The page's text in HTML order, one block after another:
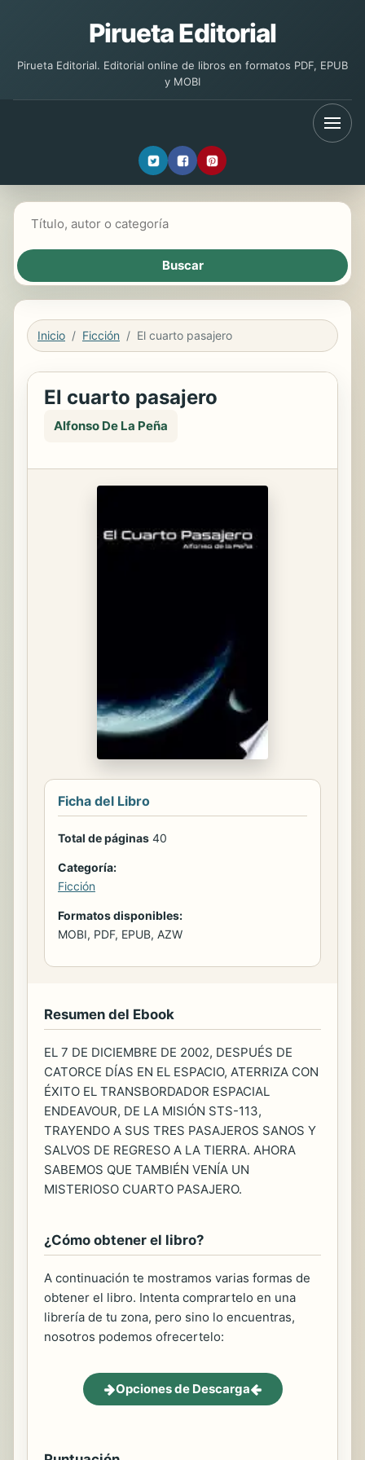
Pirueta Editorial
Pirueta Editorial. Editorial online de libros en formatos PDF, EPUB
y MOBI
Inicio Ficción El cuarto pasajero
El cuarto pasajero
Alfonso De La Peña
Ficha del Libro
Total de páginas 40
Categoría:
Ficción
Formatos disponibles:
MOBI, PDF, EPUB, AZW
Resumen del Ebook
EL 7 DE DICIEMBRE DE 2002, DESPUÉS DE
CATORCE DÍAS EN EL ESPACIO, ATERRIZA CON
ÉXITO EL TRANSBORDADOR ESPACIAL
ENDEAVOUR, DE LA MISIÓN STS-113,
TRAYENDO A SUS TRES PASAJEROS SANOS Y
SALVOS DE REGRESO A LA TIERRA. AHORA
SABEMOS QUE TAMBIÉN VENÍA UN
MISTERIOSO CUARTO PASAJERO.
¿Cómo obtener el libro?
A continuación te mostramos varias formas de
obtener el libro. Intenta comprartelo en una
librería de tu zona, pero sino lo encuentras,
nosotros podemos ofrecertelo:
Opciones de Descarga